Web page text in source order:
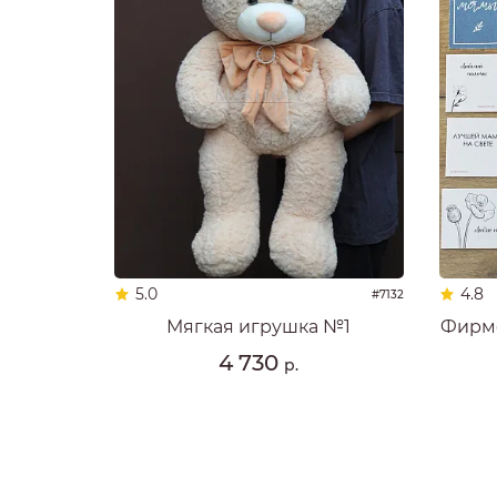
5.0 #7132
Мягкая игрушка №1
4 730 р.
4.8